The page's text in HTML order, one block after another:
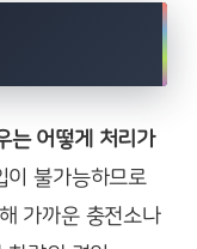
는 어떻게 처리가
이 불가능하므로
가까운 충전소나